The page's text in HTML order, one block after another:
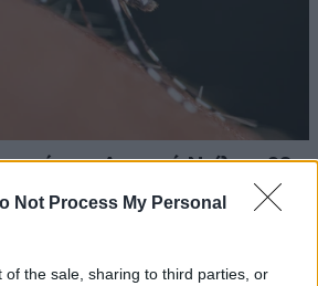
Not Process My Personal
of the sale, sharing to third parties, or
ιό του Δυτικού Νείλου: 23
μία εβδομάδα και 6 νεκροί